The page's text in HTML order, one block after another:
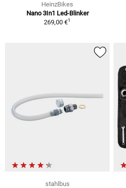
HeinzBikes
Nano 3In1 Led-Blinker
269,00 €1
stahlbus